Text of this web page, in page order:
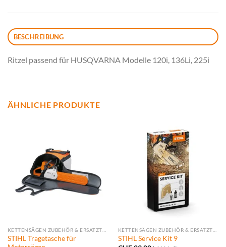
BESCHREIBUNG
Ritzel passend für HUSQVARNA Modelle 120i, 136Li, 225i
ÄHNLICHE PRODUKTE
STIHL Tragetasche für
STIHL Service Kit 9